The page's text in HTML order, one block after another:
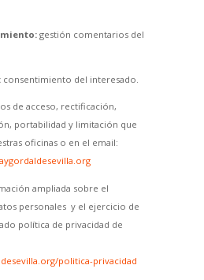
gestión comentarios del
consentimiento del interesado.
de acceso, rectificación,
portabilidad y limitación que
oficinas o en el email:
ampliada sobre el
personales y el ejercicio de
política de privacidad de
politica-privacidad